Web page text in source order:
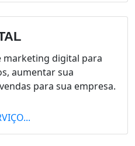
marketing digital para
aumentar sua
para sua empresa.